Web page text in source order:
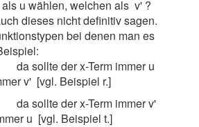
u wählen, welchen als v' ?
dieses nicht definitiv sagen.
bei denen man es
da sollte der x-Term immer u
v' [vgl. Beispiel r.]
da sollte der x-Term immer v'
u [vgl. Beispiel t.]